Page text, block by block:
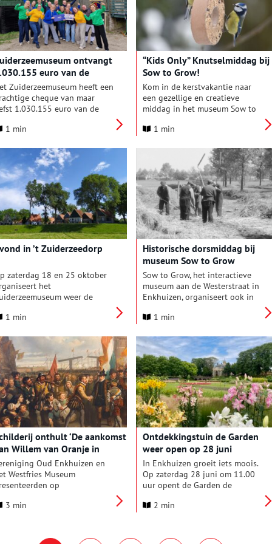
vooruitgelopen op de
opening van de Garden
zaterdag 27 juni.
presenteert het museum in het
Schathuys de nieuwe
tentoonstelling ‘Met nieuwe
ogen’.
ontvangt
euro van de
Zuiderzeemuseum heeft een
cheque van maar
1.030.155 euro van de
Met dit mooie
onder andere diverse
in ’t
Zuiderzeedorp restaureren en
klimaatcondities verbeteren.
wordt geïnvesteerd
in het verder verlevendigen van
vaste presentatie in ’t
Ook de
en inrichting van de
in de Marker haven zijn
van deze vaste
1 min
“Kids Only” Knutselmiddag bij
Sow to Grow!
Kom in de kerstvakantie naar
een gezellige en creatieve
middag in het museum Sow to
30 december, vanaf 13.30 uur,
Vogelvoer-Knutselmiddag voor
kinderen van 7 tot 12 jaar.
1 min
in ’t Zuiderzeedorp
zaterdag 18 en 25 oktober
het
weer de
om het museum in de
avonden is ’t
verlicht met
stormlantaarns, de
zijn geopend, de
zijn in touw en
bezoekers mogen mee op de
voor een sfeervol
over de grachten.
1 min
Historische dorsmiddag bij
museum Sow to Grow
Sow to Grow, het interactieve
museum aan de Westerstraat in
Enkhuizen, organiseert ook in
en boeiende activiteiten voor
Komend weekend, zaterdag 20
september staat in het teken
van het oogsten en dorsen van
zaden. Zoals dat vroeger ging.
1 min
onthult ‘De aankomst
Willem van Oranje in
Oud Enkhuizen en
Westfries Museum
op
van Enkhuizen het
Enkhuizen’. Het schilderij is
3 min
Ontdekkingstuin de Garden
weer open op 28 juni
In Enkhuizen groeit iets moois.
Op zaterdag 28 juni om 11.00
uur opent de Garden de
showtuin voor groenten,
stadsmuur worden bezoekers
2 min